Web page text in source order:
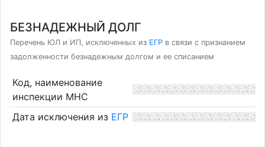
БЕЗНАДЕЖНЫЙ ДОЛГ
Перечень ЮЛ и ИП, исключенных из ЕГР в связи с признанием
задолженности безнадежным долгом и ее списанием
Код, наименование
инспекции МНС
Дата исключения из ЕГР